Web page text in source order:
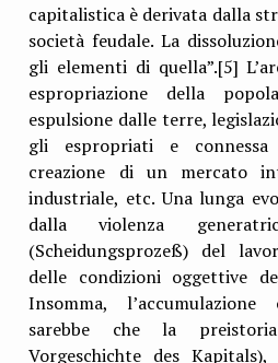
capitalistica è derivata dalla
società feudale. La
gli elementi di quella”.[5]
espropriazione della
espulsione dalle terre,
gli espropriati e
creazione di un mercato
industriale, etc. Una lunga
dalla violenza
(Scheidungsprozeß) del
delle condizioni oggettive
Insomma,
sarebbe che la
Vorgeschichte des